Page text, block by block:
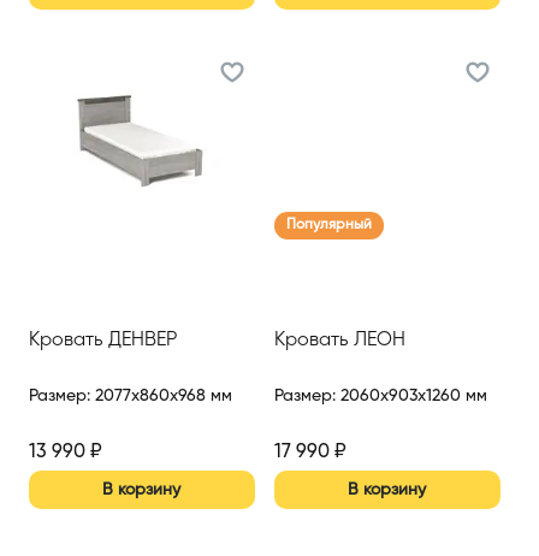
Кровать ДЕНВЕР
Размер: 2077x860x968 мм
13 990 ₽
В корзину
Популярный
Кровать ЛЕОН
Размер: 2060x903x1260 мм
17 990₽
В корзину